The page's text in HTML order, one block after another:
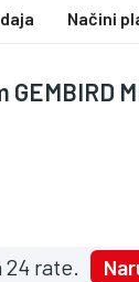
Načini
24 rate.